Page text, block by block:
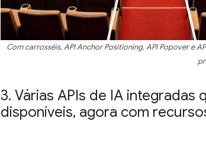
Com carrosséis, API Anchor Positioning, API Popover e
3. Várias APIs de IA
disponíveis, agora com